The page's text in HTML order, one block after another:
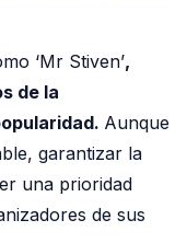
‘Mr Stiven’,
de la
Aunque
garantizar la
una prioridad
de sus